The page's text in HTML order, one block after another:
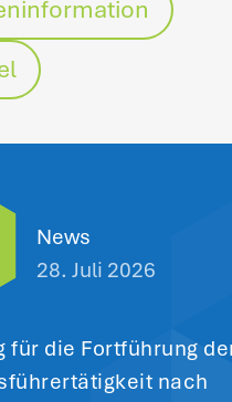
News
28. Juli 2026
für die Fortführung
nach